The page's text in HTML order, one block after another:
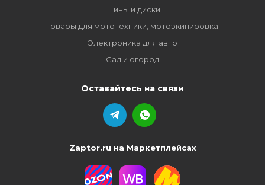
Шины и диски
Товары для мототехники, мотоэкипировка
Электроника для авто
Сад и огород
Оставайтесь на связи
Zaptor.ru на Маркетплейсах